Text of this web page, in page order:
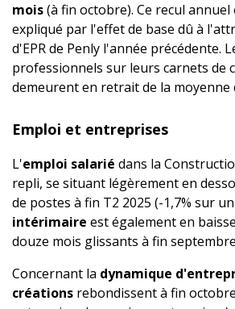
mois(à fin octobre). Ce recul
expliqué par l'effet de base dû à
d'EPR de Penly l'année précédente.
professionnels sur leurs carnets de
demeurent en retrait de la moyenne
Emploi et entreprises
L'emploi salarié dans la
repli, se situant légèrement en
de postes à fin T2 2025 (-1,7% sur
intérimaire est également en
douze mois glissants à fin
Concernant la dynamique
créations rebondissent à fin